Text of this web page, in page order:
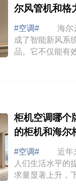
尔风管机和格
#空调#
海尔云
成了智能新风系
品。它不仅能有
节，满足您对室
柜机空调哪个
的柜机和海尔
#空调#
近年来
人们生活水平的
求量显著上升，